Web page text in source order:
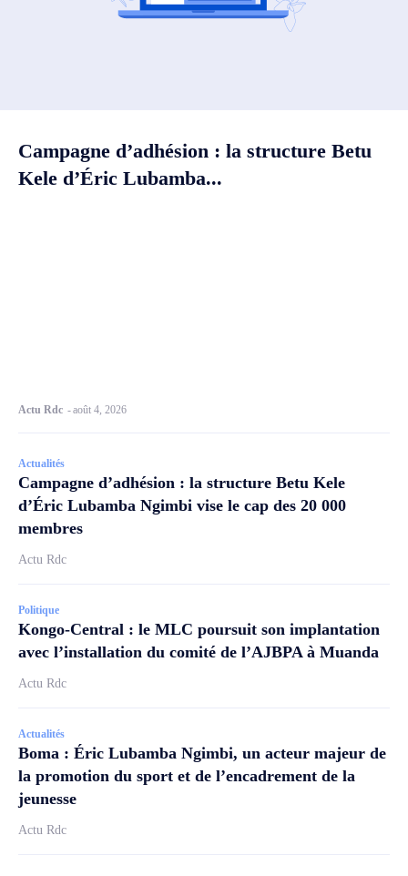
Campagne d’adhésion : la structure Betu
Kele d’Éric Lubamba...
Actu Rdc -août 4, 2026
Actualités
Campagne d’adhésion : la structure Betu Kele
d’Éric Lubamba Ngimbi vise le cap des 20 000
membres
Actu Rdc
Politique
Kongo-Central : le MLC poursuit son implantation
avec l’installation du comité de l’AJBPA à Muanda
Actu Rdc
Actualités
Boma : Éric Lubamba Ngimbi, un acteur majeur de
la promotion du sport et de l’encadrement de la
jeunesse
Actu Rdc